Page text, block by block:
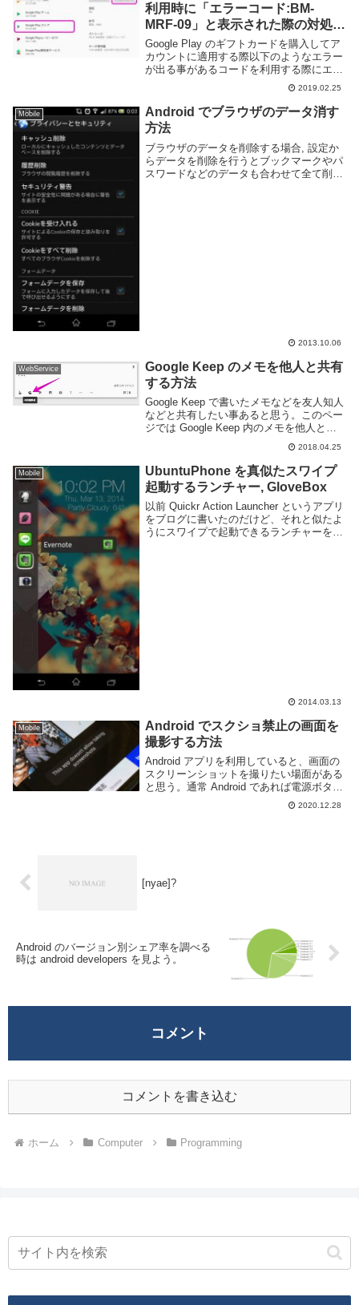
利用時に「エラーコード:BM-
MRF-09」と表示された際の対処方
法
Google Play のギフトカードを購入してア
カウントに適用する際以下のようなエラー
が出る事があるコードを利用する際にエラ
ーが発生しました。エラーコード:BM-
MPF-09このエラーは Google Play のギフ
トカードを利用時に発...
2019.02.25
Mobile
Android でブラウザのデータ消す
方法
ブラウザのデータを削除する場合, 設定か
らデータを削除を行うとブックマークやパ
スワードなどのデータも合わせて全て削除
2013.10.06
WebService
Google Keep のメモを他人と共有
する方法
Google Keep で書いたメモなどを友人知人
などと共有したい事あると思う。このペー
ジでは Google Keep 内のメモを他人と共
有する方法を紹介する。以下は Web ブラ
ウザ版で操作するが Android アプリなどで
もほぼ同じ操...
2018.04.25
Mobile
UbuntuPhone を真似たスワイプ
起動するランチャー, GloveBox
以前 Quickr Action Launcher というアプリ
をブログに書いたのだけど、それと似たよ
うにスワイプで起動できるランチャーを紹
2014.03.13
Mobile
Android でスクショ禁止の画面を
撮影する方法
Android アプリを利用していると、画面の
スクリーンショットを撮りたい場面がある
と思う。通常 Android であれば電源ボタン
+音量下ボタンを押せばスクリーンショッ
トを撮影することができるが、稀に撮影で
2020.12.28
[nyae]?
Android のバージョン別シェア率を調べる
時は android developers を見よう。
コメント
コメントを書き込む
ホーム Computer Programming